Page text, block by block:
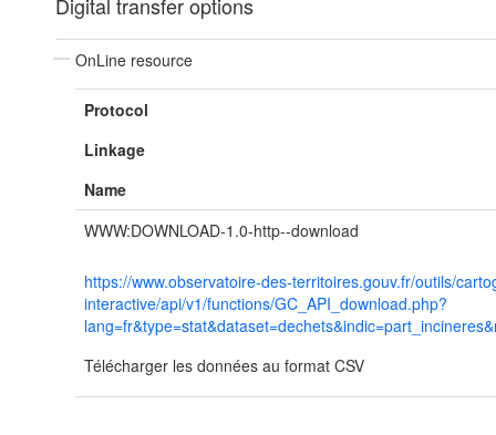
OnLine resource
Protocol
Linkage
Name
WWW:DOWNLOAD-1.0-http--download
https://www.observatoire-des-territoires.gouv.fr/outils/
interactive/api/v1/functions/GC_API_download.php?
Télécharger les données au format CSV